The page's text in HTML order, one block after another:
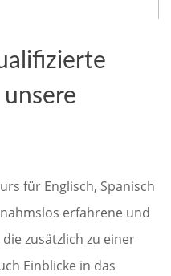
für Englisch, Spanisch
erfahrene und
zusätzlich zu einer
Einblicke in das